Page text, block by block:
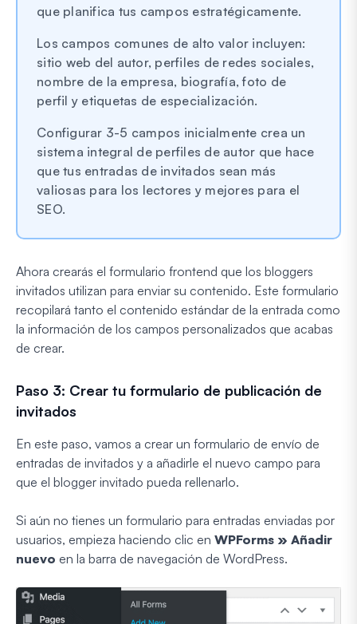
que planifica tus campos estratégicamente.
Los campos comunes de alto valor incluyen:
sitio web del autor, perfiles de redes sociales,
nombre de la empresa, biografía, foto de
perfil y etiquetas de especialización.
Configurar 3-5 campos inicialmente crea un
sistema integral de perfiles de autor que hace
que tus entradas de invitados sean más
valiosas para los lectores y mejores para el
SEO.
Ahora crearás el formulario frontend que los bloggers
invitados utilizan para enviar su contenido. Este formulario
recopilará tanto el contenido estándar de la entrada como
la información de los campos personalizados que acabas
de crear.
Paso 3: Crear tu formulario de publicación de
invitados
En este paso, vamos a crear un formulario de envío de
entradas de invitados y a añadirle el nuevo campo para
que el blogger invitado pueda rellenarlo.
Si aún no tienes un formulario para entradas enviadas por
usuarios, empieza haciendo clic en WPForms » Añadir
nuevo en la barra de navegación de WordPress.